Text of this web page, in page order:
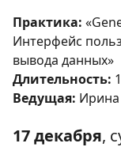
Практика:
Интерфейс
вывода данных»
Длительность:
Ведущая:
17 декабря,